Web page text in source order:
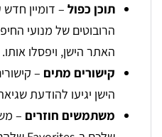
תוכן כפול – דומיין
הרובוטים של מנועי
האתר הישן, ויפסלו אותו.
קישורים מתים –
הישן יגיעו להודעת
משתמשים חוזרים –